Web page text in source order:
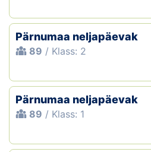
Pärnumaa neljapäevak
89 / Klass: 2
Pärnumaa neljapäevak
89 / Klass: 1